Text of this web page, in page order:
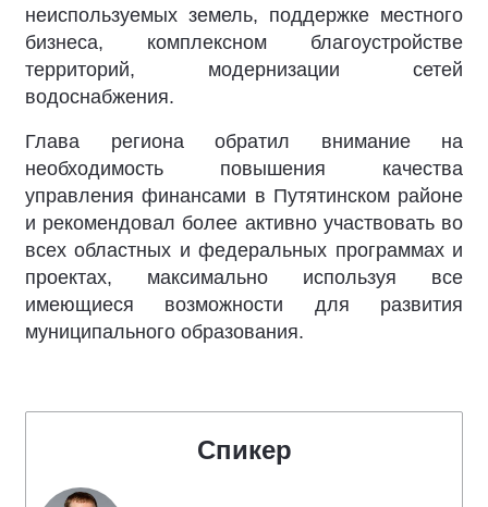
неиспользуемых земель, поддержке местного
бизнеса, комплексном благоустройстве
территорий, модернизации сетей
водоснабжения.
Глава региона обратил внимание на
необходимость повышения качества
управления финансами в Путятинском районе
и рекомендовал более активно участвовать во
всех областных и федеральных программах и
проектах, максимально используя все
имеющиеся возможности для развития
муниципального образования.
Спикер